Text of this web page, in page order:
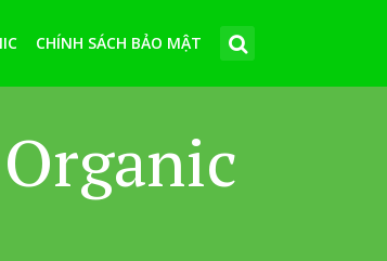
CHÍNH SÁCH BẢO MẬT